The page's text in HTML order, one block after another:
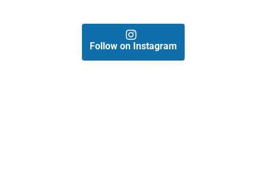
Follow on Instagram